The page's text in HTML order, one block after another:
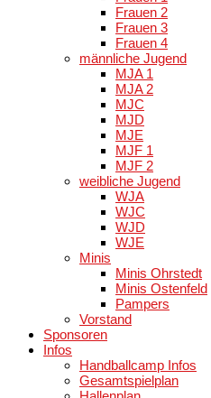
Frauen 2
Frauen 3
Frauen 4
männliche Jugend
MJA 1
MJA 2
MJC
MJD
MJE
MJF 1
MJF 2
weibliche Jugend
WJA
WJC
WJD
WJE
Minis
Minis Ohrstedt
Minis Ostenfeld
Pampers
Vorstand
Sponsoren
Infos
Handballcamp Infos
Gesamtspielplan